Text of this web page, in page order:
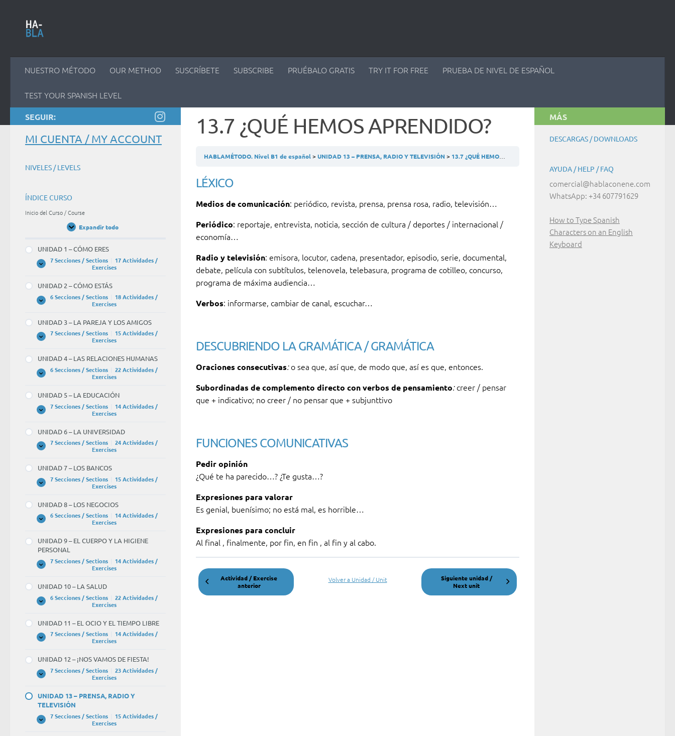
NUESTRO MÉTODO OUR METHOD SUSCRÍBETE SUBSCRIBE PRUÉBALO GRATIS TRY IT FOR FREE PRUEBA DE NIVEL DE ESPAÑOL
TEST YOUR SPANISH LEVEL
13.7 ¿QUÉ HEMOS APRENDIDO?
HABLAMÉTODO. Nivel B1 de español UNIDAD 13 – PRENSA, RADIO Y TELEVISIÓN 13.7 ¿QUÉ HEMOS APRENDIDO?
LÉXICO
Medios de comunicación: periódico, revista, prensa, prensa rosa, radio, televisión…
Periódico: reportaje, entrevista, noticia, sección de cultura / deportes / internacional /
economía…
Radio y televisión: emisora, locutor, cadena, presentador, episodio, serie, documental,
debate, película con subtítulos, telenovela, telebasura, programa de cotilleo, concurso,
programa de máxima audiencia…
Verbos: informarse, cambiar de canal, escuchar…
DESCUBRIENDO LA GRAMÁTICA / GRAMÁTICA
Oraciones consecutivas: o sea que, así que, de modo que, así es que, entonces.
Subordinadas de complemento directo con verbos de pensamiento: creer / pensar
que + indicativo; no creer / no pensar que + subjunttivo
FUNCIONES COMUNICATIVAS
Pedir opinión
¿Qué te ha parecido…? ¿Te gusta…?
Expresiones para valorar
Es genial, buenísimo; no está mal, es horrible…
Expresiones para concluir
Al final , finalmente, por fin, en fin , al fin y al cabo.
Actividad / Exercise
anterior
Volver a Unidad / Unit
Siguiente unidad /
Next unit
SEGUIR:
MI CUENTA / MY ACCOUNT
NIVELES / LEVELS
ÍNDICE CURSO
Inicio del Curso / Course
Expandir todo
Unidades
UNIDAD 1 – CÓMO ERES
Expandir
UNIDAD
CÓMO
ERES
7 Secciones / Sections
17 Actividades /
Exercises
UNIDAD 2 – CÓMO ESTÁS
Expandir
UNIDAD
CÓMO
ESTÁS
6 Secciones / Sections
18 Actividades /
Exercises
UNIDAD 3 – LA PAREJA Y LOS AMIGOS
Expandir
UNIDAD
LA
PAREJA
Y
7 Secciones / Sections
15 Actividades /
Exercises
UNIDAD 4 – LAS RELACIONES HUMANAS
Expandir
UNIDAD
LAS
RELACIONES
HUMANAS
6 Secciones / Sections
22 Actividades /
Exercises
UNIDAD 5 – LA EDUCACIÓN
Expandir
UNIDAD
LA
EDUCACIÓN
7 Secciones / Sections
14 Actividades /
Exercises
UNIDAD 6 – LA UNIVERSIDAD
Expandir
UNIDAD
LA
UNIVERSIDAD
7 Secciones / Sections
24 Actividades /
Exercises
UNIDAD 7 – LOS BANCOS
Expandir
UNIDAD
LOS
BANCOS
7 Secciones / Sections
15 Actividades /
Exercises
UNIDAD 8 – LOS NEGOCIOS
Expandir
UNIDAD
LOS
NEGOCIOS
6 Secciones / Sections
14 Actividades /
Exercises
UNIDAD 9 – EL CUERPO Y LA HIGIENE
PERSONAL
Expandir
UNIDAD
EL
CUERPO
Y
PERSONAL
7 Secciones / Sections
14 Actividades /
Exercises
UNIDAD 10 – LA SALUD
Expandir
UNIDAD
LA
SALUD
6 Secciones / Sections
22 Actividades /
Exercises
UNIDAD 11 – EL OCIO Y EL TIEMPO LIBRE
Expandir
UNIDAD
EL
OCIO
Y
LIBRE
7 Secciones / Sections
14 Actividades /
Exercises
UNIDAD 12 – ¡NOS VAMOS DE FIESTA!
Expandir
UNIDAD
¡NOS
VAMOS
FIESTA!
7 Secciones / Sections
23 Actividades /
Exercises
UNIDAD 13 – PRENSA, RADIO Y
TELEVISIÓN
Expandir
UNIDAD
7 Secciones / Sections
15 Actividades /
Exercises
MÁS
DESCARGAS / DOWNLOADS
AYUDA / HELP / FAQ
comercial@hablaconene.com
WhatsApp: +34 607791629
How to Type Spanish
Characters on an English
Keyboard